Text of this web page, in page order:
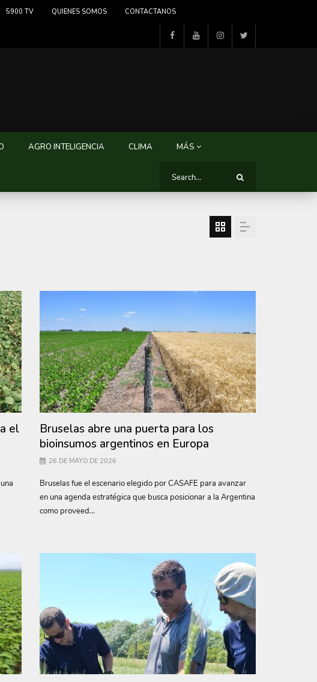
5900 TV QUIENES SOMOS CONTACTANOS
AGRO INTELIGENCIA CLIMA MÁS
el
Bruselas abre una puerta para los
bioinsumos argentinos en Europa
26 DE MAYO DE 2026
Bruselas fue el escenario elegido por CASAFE para avanzar
en una agenda estratégica que busca posicionar a la Argentina
como proveed...